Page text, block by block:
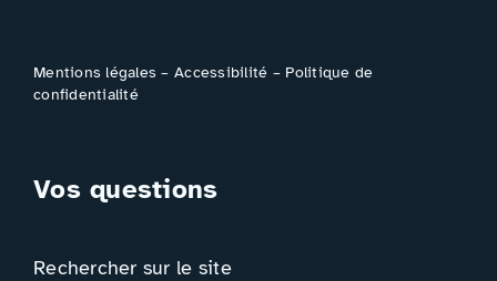
Mentions légales –Accessibilité – Politique de
confidentialité
Vos questions
Rechercher sur le site